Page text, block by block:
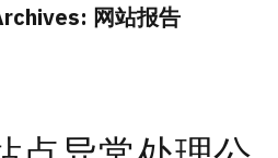
网站报告